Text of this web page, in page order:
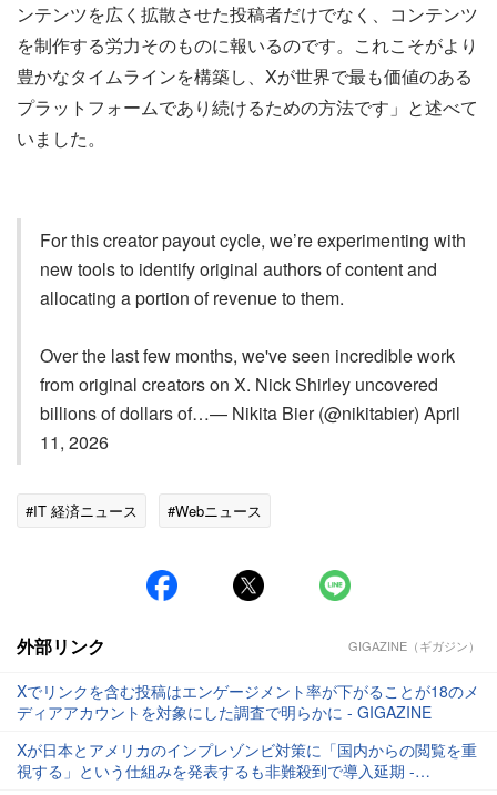
ンテンツを広く拡散させた投稿者だけでなく、コンテンツ
を制作する労力そのものに報いるのです。これこそがより
豊かなタイムラインを構築し、Xが世界で最も価値のある
プラットフォームであり続けるための方法です」と述べて
いました。
For this creator payout cycle, we’re experimenting with
new tools to identify original authors of content and
allocating a portion of revenue to them.
Over the last few months, we've seen incredible work
from original creators on X. Nick Shirley uncovered
billions of dollars of…— Nikita Bier (@nikitabier) April
11, 2026
#IT 経済ニュース #Webニュース
外部リンク GIGAZINE（ギガジン）
Xでリンクを含む投稿はエンゲージメント率が下がることが18のメ
ディアアカウントを対象にした調査で明らかに - GIGAZINE
Xが日本とアメリカのインプレゾンビ対策に「国内からの閲覧を重
視する」という仕組みを発表するも非難殺到で導入延期 -